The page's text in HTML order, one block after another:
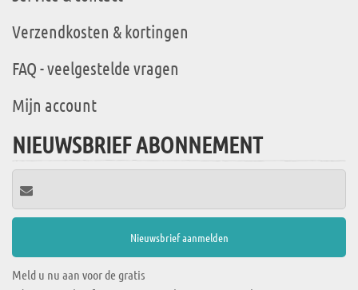
Verzendkosten & kortingen
FAQ - veelgestelde vragen
Mijn account
NIEUWSBRIEF ABONNEMENT
Meld u nu aan voor de gratis